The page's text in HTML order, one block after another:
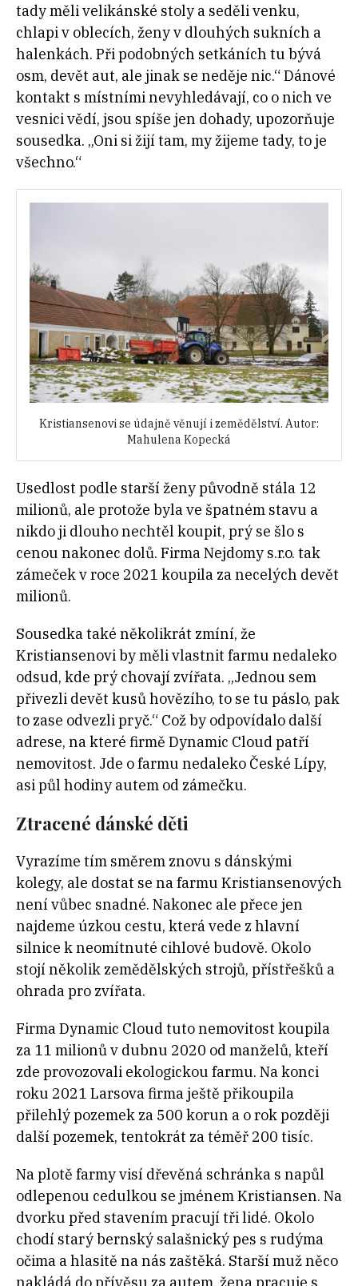
tady měli velikánské stoly a seděli venku,
chlapi v oblecích, ženy v dlouhých sukních a
halenkách. Při podobných setkáních tu bývá
osm, devět aut, ale jinak se neděje nic.“ Dánové
kontakt s místními nevyhledávají, co o nich ve
vesnici vědí, jsou spíše jen dohady, upozorňuje
sousedka. „Oni si žijí tam, my žijeme tady, to je
všechno.“
Kristiansenovi se údajně věnují i zemědělství. Autor:
Mahulena Kopecká
Usedlost podle starší ženy původně stála 12
milionů, ale protože byla ve špatném stavu a
nikdo ji dlouho nechtěl koupit, prý se šlo s
cenou nakonec dolů. Firma Nejdomy s.r.o. tak
zámeček v roce 2021 koupila za necelých devět
milionů.
Sousedka také několikrát zmíní, že
Kristiansenovi by měli vlastnit farmu nedaleko
odsud, kde prý chovají zvířata. „Jednou sem
přivezli devět kusů hovězího, to se tu páslo, pak
to zase odvezli pryč.“ Což by odpovídalo další
adrese, na které firmě Dynamic Cloud patří
nemovitost. Jde o farmu nedaleko České Lípy,
asi půl hodiny autem od zámečku.
Ztracené dánské děti
Vyrazíme tím směrem znovu s dánskými
kolegy, ale dostat se na farmu Kristiansenových
není vůbec snadné. Nakonec ale přece jen
najdeme úzkou cestu, která vede z hlavní
silnice k neomítnuté cihlové budově. Okolo
stojí několik zemědělských strojů, přístřešků a
ohrada pro zvířata.
Firma Dynamic Cloud tuto nemovitost koupila
za 11 milionů v dubnu 2020 od manželů, kteří
zde provozovali ekologickou farmu. Na konci
roku 2021 Larsova firma ještě přikoupila
přilehlý pozemek za 500 korun a o rok později
další pozemek, tentokrát za téměř 200 tisíc.
Na plotě farmy visí dřevěná schránka s napůl
odlepenou cedulkou se jménem Kristiansen. Na
dvorku před stavením pracují tři lidé. Okolo
chodí starý bernský salašnický pes s rudýma
očima a hlasitě na nás zaštěká. Starší muž něco
nakládá do přívěsu za autem, žena pracuje s